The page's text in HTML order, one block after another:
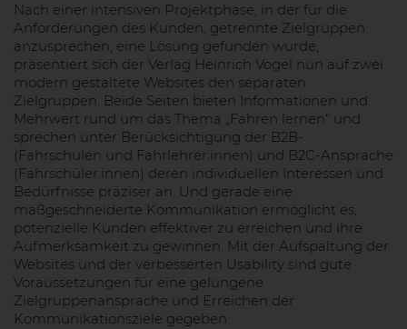
Nach einer intensiven Projektphase, in der für die
Anforderungen des Kunden, getrennte Zielgruppen
anzusprechen, eine Lösung gefunden wurde,
präsentiert sich der Verlag Heinrich Vogel nun auf zwei
modern gestaltete Websites den separaten
Zielgruppen. Beide Seiten bieten Informationen und
Mehrwert rund um das Thema „Fahren lernen“ und
sprechen unter Berücksichtigung der B2B-
(Fahrschulen und Fahrlehrer:innen) und B2C-Ansprache
(Fahrschüler:innen) deren individuellen Interessen und
Bedürfnisse präziser an. Und gerade eine
maßgeschneiderte Kommunikation ermöglicht es,
potenzielle Kunden effektiver zu erreichen und ihre
Aufmerksamkeit zu gewinnen. Mit der Aufspaltung der
Websites und der verbesserten Usability sind gute
Voraussetzungen für eine gelungene
Zielgruppenansprache und Erreichen der
Kommunikationsziele gegeben.